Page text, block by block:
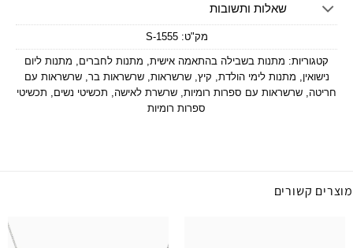
שאלות ותשובות
מק"ט:1555-S
קטגוריות: מתנות בשבילה בהתאמה אישית, מתנות לחברים, מתנות ליום
נישואין, מתנות לימי הולדת, קיץ,שרשראות,שרשראות בר,שרשראות עם
חריטה, שרשראות עם ספרות רומיות, שרשרת לאישה, תכשיטי נשים, תכשיטי
ספרות רומיות
מוצרים קשורים